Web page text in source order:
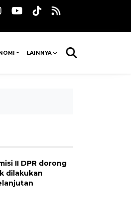
LAINNYA
II DPR dorong
dilakukan